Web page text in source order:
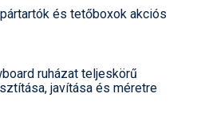
és tetőboxok akciós
ruházat teljeskörű
javítása és méretre